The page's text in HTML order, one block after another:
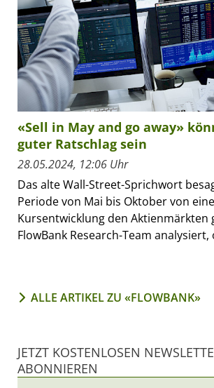
«Sell in May and go away»
guter Ratschlag sein
28.05.2024, 12:06 Uhr
Das alte Wall-Street-Sprichwort
Periode von Mai bis Oktober von
Kursentwicklung den Aktienmärkten
FlowBank Research-Team analysiert,
ALLE ARTIKEL ZU «FLOWBANK»
JETZT KOSTENLOSEN
ABONNIEREN